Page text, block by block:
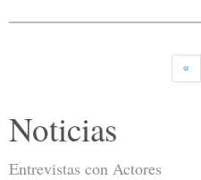
«
Noticias
Entrevistas con Actores